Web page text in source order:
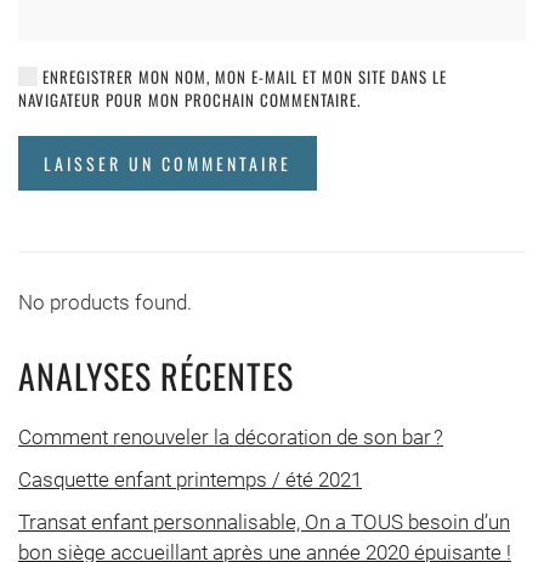
ENREGISTRER MON NOM, MON E-MAIL ET MON SITE DANS LE
NAVIGATEUR POUR MON PROCHAIN COMMENTAIRE.
LAISSER UN COMMENTAIRE
No products found.
ANALYSES RÉCENTES
Comment renouveler la décoration de son bar ?
Casquette enfant printemps / été 2021
Transat enfant personnalisable, On a TOUS besoin d’un
bon siège accueillant après une année 2020 épuisante !